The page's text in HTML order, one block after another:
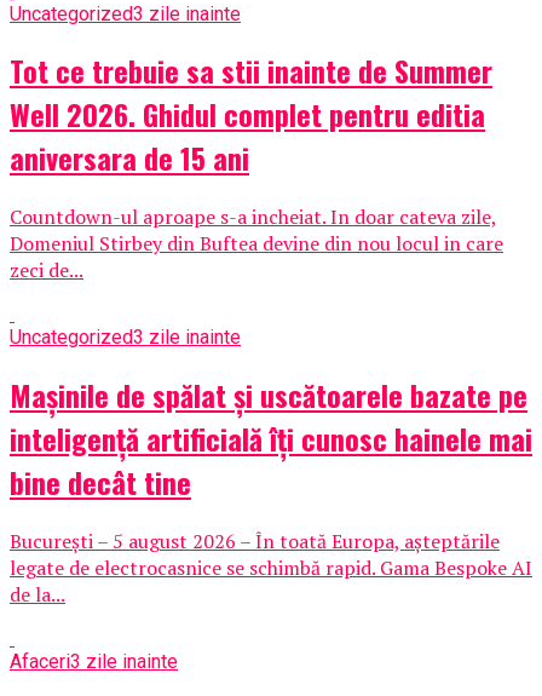
Uncategorized3 zile inainte
Tot ce trebuie sa stii inainte de Summer
Well 2026. Ghidul complet pentru editia
aniversara de 15 ani
Countdown-ul aproape s-a incheiat. In doar cateva zile,
Domeniul Stirbey din Buftea devine din nou locul in care
zeci de...
Uncategorized3 zile inainte
Mașinile de spălat și uscătoarele bazate pe
inteligență artificială îți cunosc hainele mai
bine decât tine
București – 5 august 2026 – În toată Europa, așteptările
legate de electrocasnice se schimbă rapid. Gama Bespoke AI
de la...
Afaceri3 zile inainte